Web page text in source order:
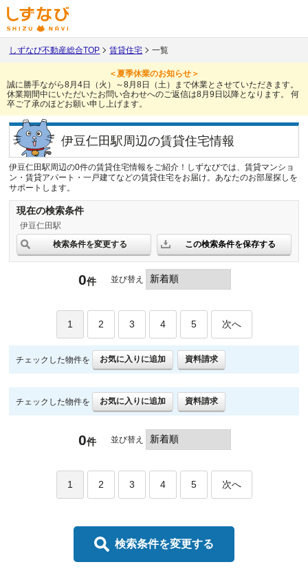
しずなび不動産総合TOP 賃貸住宅 一覧
＜夏季休業のお知らせ＞
誠に勝手ながら8月4日（火）～8月8日（土）まで休業とさせていただきます。
休業期間中にいただいたお問い合わせへのご返信は8月9日以降となります。
何
卒ご了承のほどお願い申し上げます。
伊豆仁田駅周辺の賃貸住宅情報
伊豆仁田駅周辺の0件の賃貸住宅情報をご紹介！しずなびでは、賃貸マンショ
ン・賃貸アパート・一戸建てなどの賃貸住宅をお届け。あなたのお部屋探しを
サポートします。
現在の検索条件
伊豆仁田駅
検索条件を変更する
この検索条件を保存する
0件 並び替え
1 2 3 4 5 次へ
チェックした物件を お気に入りに追加 資料請求
チェックした物件を お気に入りに追加 資料請求
0件 並び替え
1 2 3 4 5 次へ
検索条件を変更する